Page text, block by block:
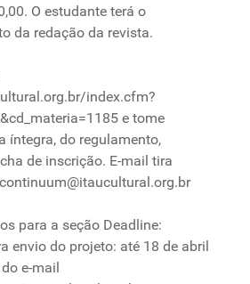
O estudante terá o
da redação da revista.
/index.cfm?
e tome
íntegra, do regulamento,
de inscrição. E-mail tira
para a seção Deadline:
envio do projeto: até 18 de abril
e-mail